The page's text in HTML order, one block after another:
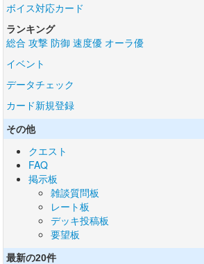
ボイス対応カード
ランキング
総合 攻撃 防御 速度優 オーラ優
イベント
データチェック
カード新規登録
その他
クエスト
FAQ
掲示板
雑談質問板
レート板
デッキ投稿板
要望板
最新の20件